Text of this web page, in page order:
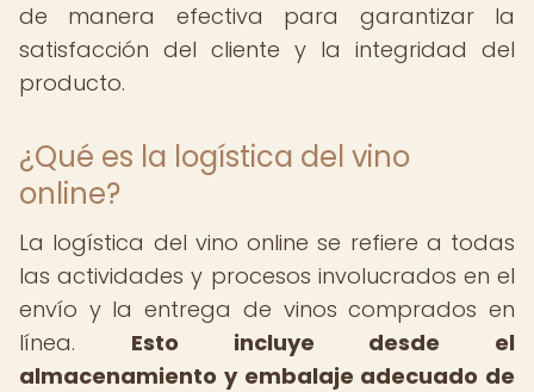
de manera efectiva para garantizar la
satisfacción del cliente y la integridad del
producto.
¿Qué es la logística del vino
online?
La logística del vino online se refiere a todas
las actividades y procesos involucrados en el
envío y la entrega de vinos comprados en
línea. Esto incluye desde el
almacenamiento y embalaje adecuado de